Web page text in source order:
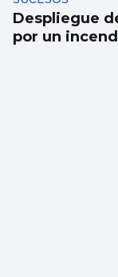
Despliegue
por un